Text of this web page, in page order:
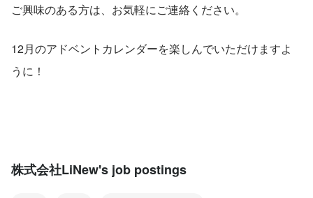
ご興味のある方は、お気軽にご連絡ください。
12月のアドベントカレンダーを楽しんでいただけますよ
うに！
株式会社LiNew's job postings